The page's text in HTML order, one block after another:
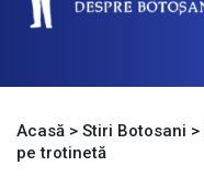
Acasă > Stiri Botosani >
pe trotinetă